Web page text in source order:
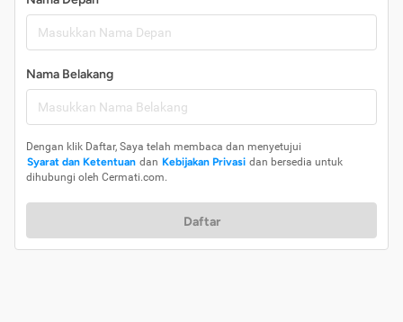
Nama Belakang
Dengan klik Daftar, Saya telah membaca dan menyetujui
Syarat dan Ketentuan dan Kebijakan Privasi dan bersedia untuk
dihubungi oleh Cermati.com.
Daftar